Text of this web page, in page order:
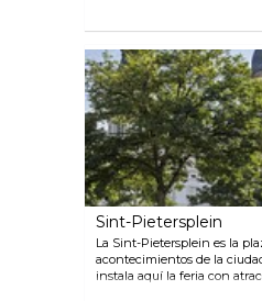
Sint-Pietersplein
La Sint-Pietersplein es la
acontecimientos de la
instala aquí la feria con
Desde el año 2007, se